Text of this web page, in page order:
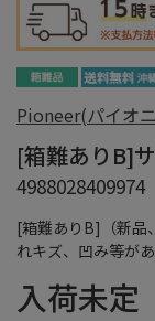
[箱難ありB]（新品
れキズ、凹み等があ
Pioneer(パイオ
[箱難ありB]
4988028409974
入荷未定